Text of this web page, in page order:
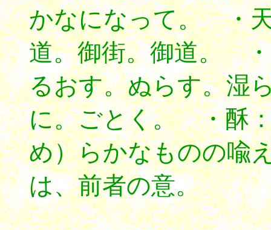
かなになって。 ・
道。御街。御道。
るおす。ぬらす。
に。ごとく。 ・酥
め）らかなものの喩
は、前者の意。